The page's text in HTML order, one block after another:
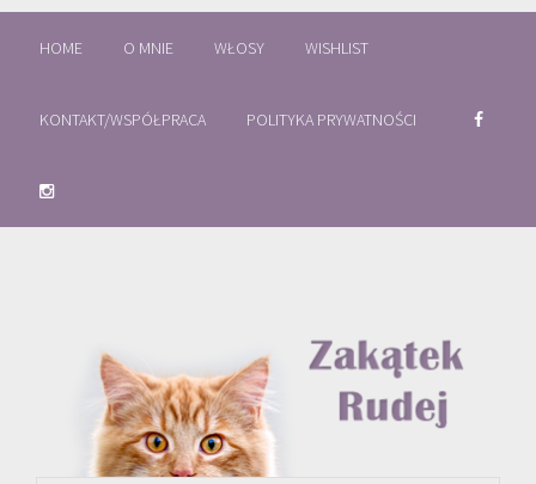
HOME O MNIE WŁOSY WISHLIST
KONTAKT/WSPÓŁPRACA POLITYKA PRYWATNOŚCI